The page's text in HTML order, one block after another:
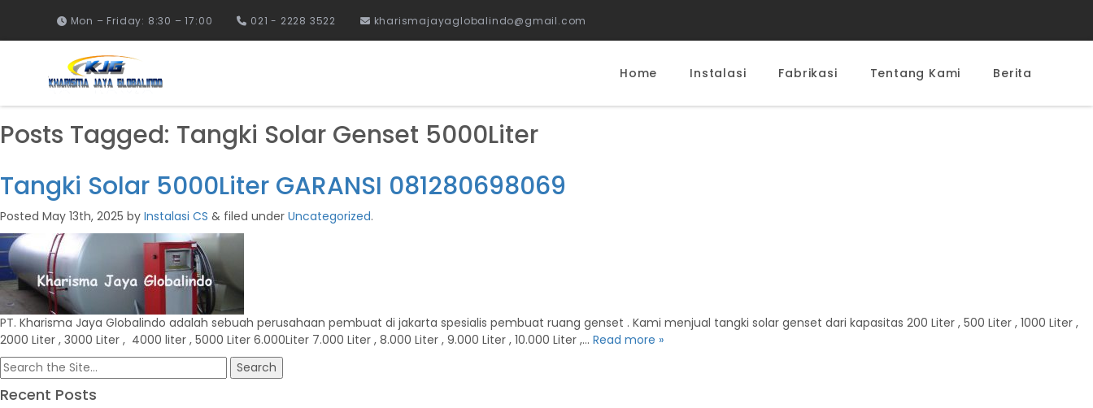
Mon – Friday: 8:30 – 17:00 021 - 2228 3522 kharismajayaglobalindo@gmail.com
Home Instalasi Fabrikasi Tentang Kami Berita
Posts Tagged: Tangki Solar Genset 5000Liter
Tangki Solar 5000Liter GARANSI 081280698069
Posted May 13th, 2025 by Instalasi CS & filed under Uncategorized.
PT. Kharisma Jaya Globalindo adalah sebuah perusahaan pembuat di jakarta spesialis pembuat ruang genset . Kami menjual tangki solar genset dari kapasitas 200 Liter , 500 Liter , 1000 Liter ,
2000 Liter , 3000 Liter , 4000 liter , 5000 Liter 6.000Liter 7.000 Liter , 8.000 Liter , 9.000 Liter , 10.000 Liter ,… Read more »
Search
for:
Recent Posts